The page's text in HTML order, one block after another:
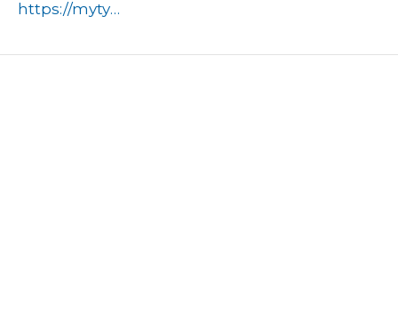
https://mytyshi.ru/article/v-mytischah-proshel-turnir-po-futbolu-posvyaschennyj-dnyu-zaschity-detej-755713